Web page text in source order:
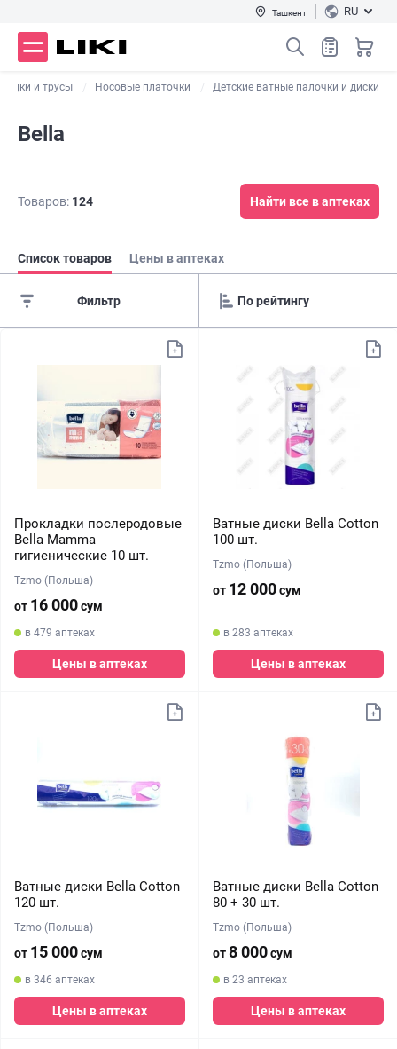
Ташкент RU
и трусы Носовые платочки Детские ватные палочки и диски
Bella
Товаров: 124 Найти все в аптеках
Список товаров Цены в аптеках
Фильтр
Прокладки послеродовые
Bella Mamma
гигиенические 10 шт.
Tzmo (Польша)
от 16 000сум
в 479 аптеках
Цены в аптеках
Ватные диски Bella Cotton
100 шт.
Tzmo (Польша)
от 12 000сум
в 283 аптеках
Цены в аптеках
Ватные диски Bella Cotton
120 шт.
Tzmo (Польша)
от 15 000сум
в 346 аптеках
Цены в аптеках
Ватные диски Bella Cotton
80 + 30 шт.
Tzmo (Польша)
от8 000сум
в 23 аптеках
Цены в аптеках